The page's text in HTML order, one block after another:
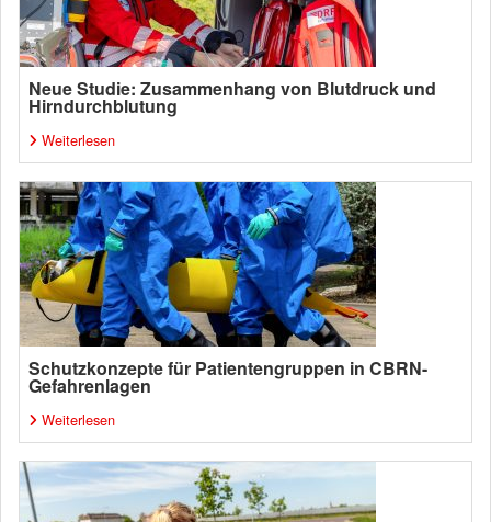
Neue Studie: Zusammenhang von Blutdruck und
Hirndurchblutung
Weiterlesen
Schutzkonzepte für Patientengruppen in CBRN-
Gefahrenlagen
Weiterlesen